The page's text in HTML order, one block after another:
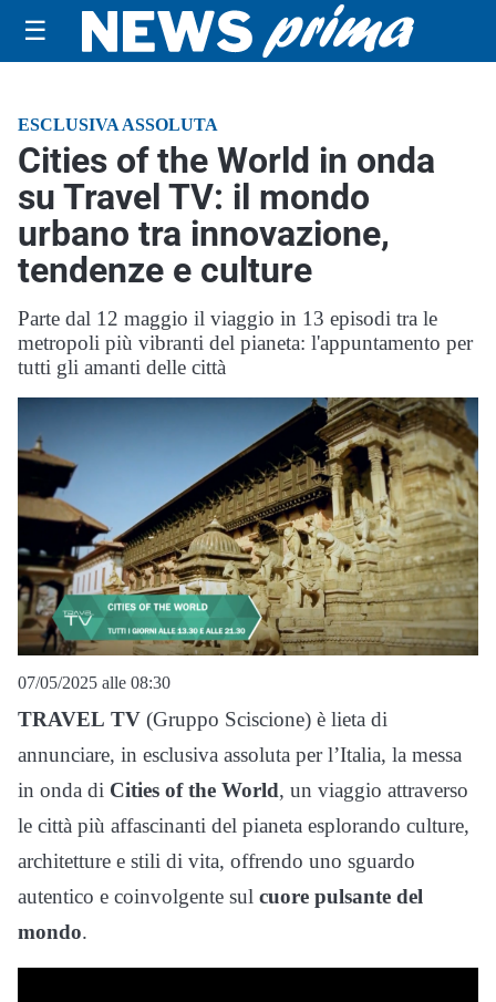
☰
ESCLUSIVA ASSOLUTA
Cities of the World in onda
su Travel TV: il mondo
urbano tra innovazione,
tendenze e culture
Parte dal 12 maggio il viaggio in 13 episodi tra le
metropoli più vibranti del pianeta: l'appuntamento per
tutti gli amanti delle città
07/05/2025 alle 08:30
TRAVEL TV (Gruppo Sciscione) è lieta di
annunciare, in esclusiva assoluta per l’Italia, la messa
in onda di Cities of the World, un viaggio attraverso
le città più affascinanti del pianeta esplorando culture,
architetture e stili di vita, offrendo uno sguardo
autentico e coinvolgente sul cuore pulsante del
mondo.